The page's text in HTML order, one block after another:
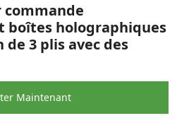
commande
boîtes holographiques
3 plis avec des
Maintenant